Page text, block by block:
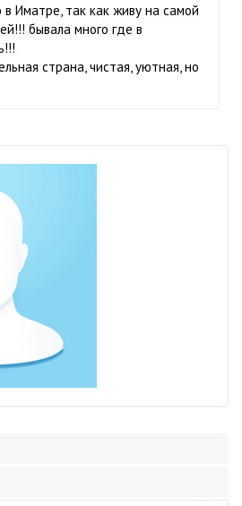
Иматре, так как живу на самой
бывала много где в
страна, чистая, уютная, но